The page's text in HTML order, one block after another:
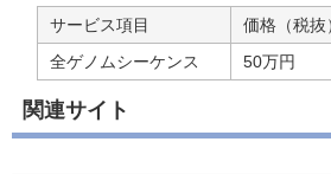
サービス項目 価格（税抜
全ゲノムシーケンス
50万円
関連サイト